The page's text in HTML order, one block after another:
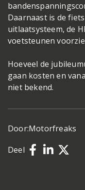
Daarnaast is de
uitlaatsysteem, de
voetsteunen
Hoeveel de
gaan kosten en
niet bekend.
Door:Motorfreaks
Deel